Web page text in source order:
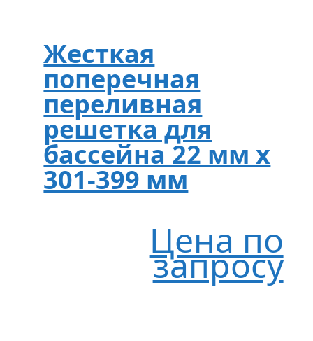
Жесткая
поперечная
переливная
решетка для
бассейна 22 мм х
301-399 мм
Цена по
запросу